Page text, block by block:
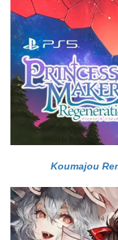
Koumajou